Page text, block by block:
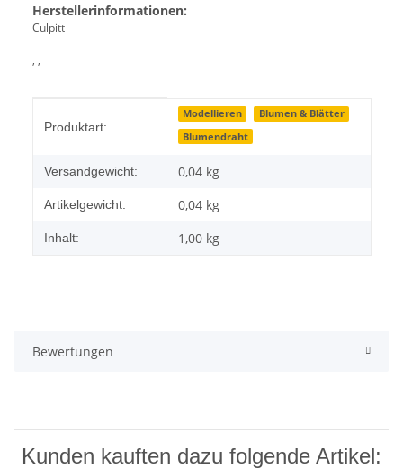
Herstellerinformationen:
Culpitt
, ,
Produktart:
Modellieren
Blumen & Blätter
Blumendraht
Versandgewicht: 0,04 kg
Artikelgewicht: 0,04 kg
Inhalt: 1,00 kg
Bewertungen
Kunden kauften dazu folgende Artikel: